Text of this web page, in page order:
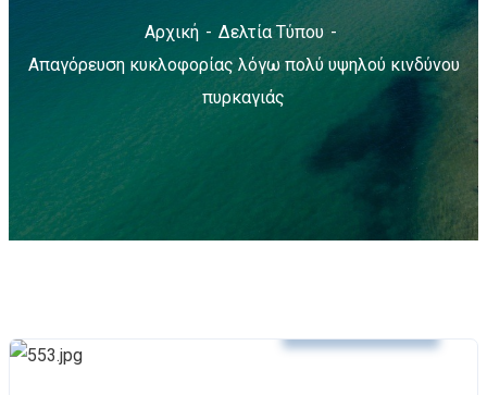
Αρχική
Δελτία Τύπου
Απαγόρευση κυκλοφορίας λόγω πολύ υψηλού κινδύνου
πυρκαγιάς